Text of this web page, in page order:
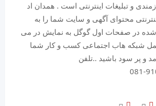
و تبلیغات اینترنتی است . همدان اد
محتوای آگهی و سایت شما را به
در صفحات اول گوگل به نمایش در می
شبکه هاب اجتماعی کسب و کار شما
و پر سود باشید ..تلفن